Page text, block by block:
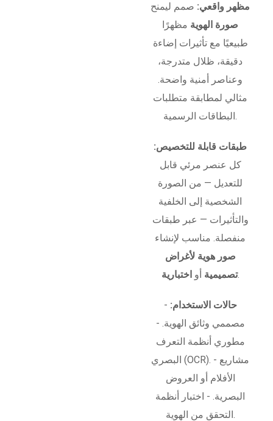
مظهر واقعي: صمم ليمنح
صورة الهوية مظهرًا
طبيعيًا مع تأثيرات إضاءة
دقيقة، ظلال متدرجة،
وعناصر أمنية واضحة.
مثالي لمطابقة متطلبات
البطاقات الرسمية.
طبقات قابلة للتخصيص:
كل عنصر مرئي قابل
للتعديل — من الصورة
الشخصية إلى الخلفية
والتأثيرات — عبر طبقات
منفصلة. مناسب لإنشاء
صور هوية لأغراض
تصميمية أو اختبارية .
حالات الاستخدام: -
مصممي وثائق الهوية. -
مطوري أنظمة التعرف
البصري (OCR). - مشاريع
الأفلام أو العروض
البصرية. - اختبار أنظمة
التحقق من الهوية.